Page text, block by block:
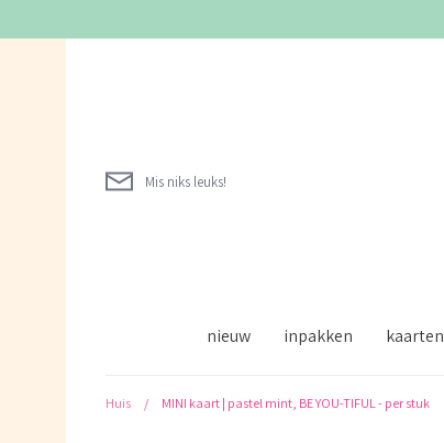
naar
Mis niks leuks!
nieuw inpakken kaarten
Huis / MINI kaart | pastel mint, BE YOU-TIFUL - per stuk